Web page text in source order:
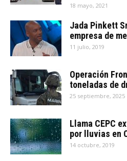
18 mayo, 2021
Jada Pinkett
empresa de
11 julio, 2019
Operación
toneladas de
25 septiembre, 2025
Llama CEPC
por lluvias en
14 octubre, 2019